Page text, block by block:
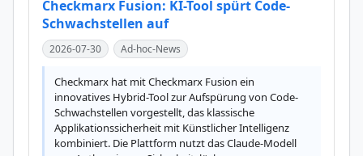
Checkmarx Fusion: KI-Tool spürt Code-
Schwachstellen auf
2026-07-30 Ad-hoc-News
Checkmarx hat mit Checkmarx Fusion ein
innovatives Hybrid-Tool zur Aufspürung von Code-
Schwachstellen vorgestellt, das klassische
Applikationssicherheit mit Künstlicher Intelligenz
kombiniert. Die Plattform nutzt das Claude-Modell